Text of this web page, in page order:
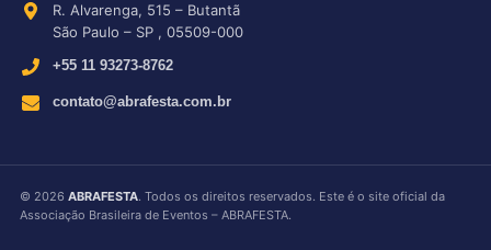
R. Alvarenga, 515 – Butantã
São Paulo – SP , 05509-000
+55 11 93273-8762
contato@abrafesta.com.br
© 2026 ABRAFESTA. Todos os direitos reservados. Este é o site oficial da
Associação Brasileira de Eventos – ABRAFESTA.